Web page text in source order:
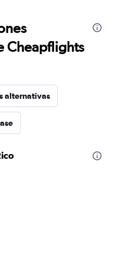
Cheapflights
alternativas